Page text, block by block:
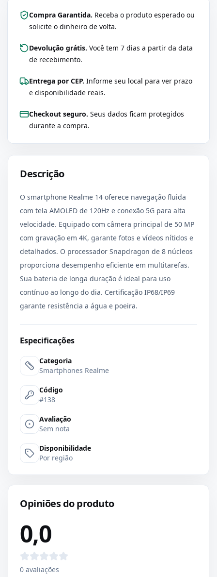
Compra Garantida. Receba o produto esperado ou
solicite o dinheiro de volta.
Devolução grátis. Você tem 7 dias a partir da data
de recebimento.
Entrega por CEP. Informe seu local para ver prazo
e disponibilidade reais.
Checkout seguro. Seus dados ficam protegidos
durante a compra.
Descrição
O smartphone Realme 14 oferece navegação fluida
com tela AMOLED de 120Hz e conexão 5G para alta
velocidade. Equipado com câmera principal de 50 MP
com gravação em 4K, garante fotos e vídeos nítidos e
detalhados. O processador Snapdragon de 8 núcleos
proporciona desempenho eficiente em multitarefas.
Sua bateria de longa duração é ideal para uso
contínuo ao longo do dia. Certificação IP68/IP69
garante resistência a água e poeira.
Especificações
Categoria
Smartphones Realme
Código
#138
Avaliação
Sem nota
Disponibilidade
Por região
Opiniões do produto
0,0
0 avaliações